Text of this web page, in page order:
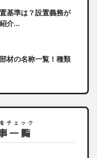
基準は？設置義務が
介...
材の名称一覧！種類